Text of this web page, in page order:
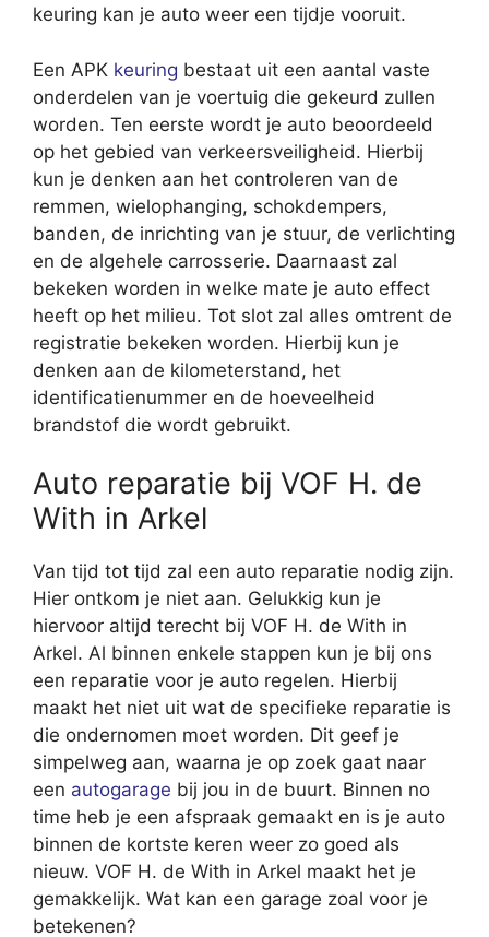
keuring kan je auto weer een tijdje vooruit.
Een APK keuring bestaat uit een aantal vaste
onderdelen van je voertuig die gekeurd zullen
worden. Ten eerste wordt je auto beoordeeld
op het gebied van verkeersveiligheid. Hierbij
kun je denken aan het controleren van de
remmen, wielophanging, schokdempers,
banden, de inrichting van je stuur, de verlichting
en de algehele carrosserie. Daarnaast zal
bekeken worden in welke mate je auto effect
heeft op het milieu. Tot slot zal alles omtrent de
registratie bekeken worden. Hierbij kun je
denken aan de kilometerstand, het
identificatienummer en de hoeveelheid
brandstof die wordt gebruikt.
Auto reparatie bij VOF H. de
With in Arkel
Van tijd tot tijd zal een auto reparatie nodig zijn.
Hier ontkom je niet aan. Gelukkig kun je
hiervoor altijd terecht bij VOF H. de With in
Arkel. Al binnen enkele stappen kun je bij ons
een reparatie voor je auto regelen. Hierbij
maakt het niet uit wat de specifieke reparatie is
die ondernomen moet worden. Dit geef je
simpelweg aan, waarna je op zoek gaat naar
een autogarage bij jou in de buurt. Binnen no
time heb je een afspraak gemaakt en is je auto
binnen de kortste keren weer zo goed als
nieuw. VOF H. de With in Arkel maakt het je
gemakkelijk. Wat kan een garage zoal voor je
betekenen?